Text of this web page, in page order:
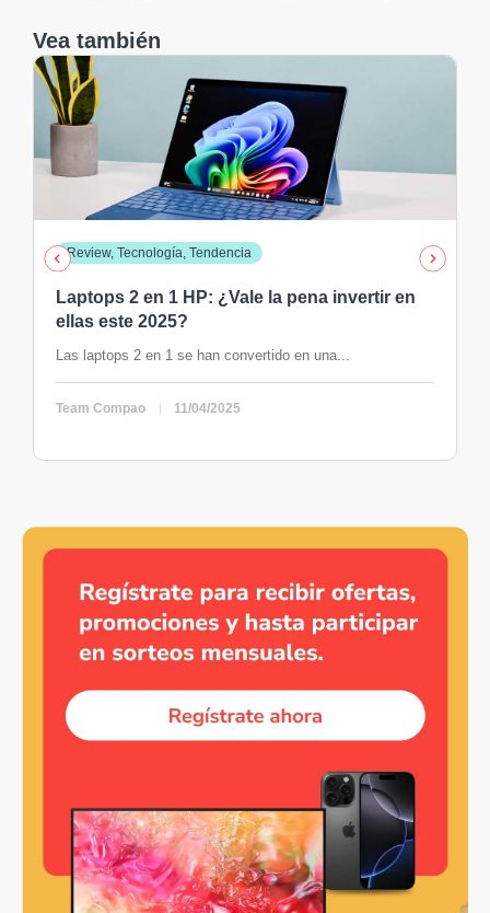
Vea también
Finanzas y Dinero
Utilicé la tarjeta de crédito Bancoppel todo un
mes y esta fue mi experiencia
Si estás buscando adquirir tu primera tarjeta de crédito o...
Team Compao 12/04/2024